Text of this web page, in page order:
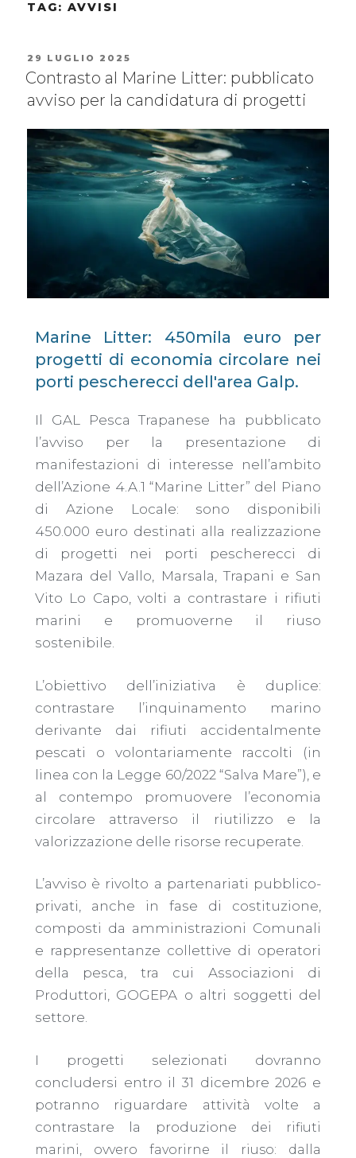
TAG: AVVISI
29 LUGLIO 2025
Contrasto al Marine Litter: pubblicato
avviso per la candidatura di progetti
Marine Litter: 450mila euro per
progetti di economia circolare nei
porti pescherecci dell'area Galp.
Il GAL Pesca Trapanese ha pubblicato
l’avviso per la presentazione di
manifestazioni di interesse nell’ambito
dell’Azione 4.A.1 “Marine Litter” del Piano
di Azione Locale: sono disponibili
450.000 euro destinati alla realizzazione
di progetti nei porti pescherecci di
Mazara del Vallo, Marsala, Trapani e San
Vito Lo Capo, volti a contrastare i rifiuti
marini e promuoverne il riuso
sostenibile.
L’obiettivo dell’iniziativa è duplice:
contrastare l’inquinamento marino
derivante dai rifiuti accidentalmente
pescati o volontariamente raccolti (in
linea con la Legge 60/2022 “Salva Mare”), e
al contempo promuovere l’economia
circolare attraverso il riutilizzo e la
valorizzazione delle risorse recuperate.
L’avviso è rivolto a partenariati pubblico-
privati, anche in fase di costituzione,
composti da amministrazioni Comunali
e rappresentanze collettive di operatori
della pesca, tra cui Associazioni di
Produttori, GOGEPA o altri soggetti del
settore.
I progetti selezionati dovranno
concludersi entro il 31 dicembre 2026 e
potranno riguardare attività volte a
contrastare la produzione dei rifiuti
marini, ovvero favorirne il riuso: dalla